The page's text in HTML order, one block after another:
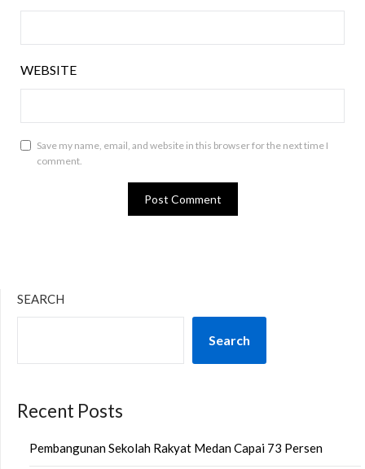
WEBSITE
Save my name, email, and website in this browser for the next time I
comment.
SEARCH
Search
Recent Posts
Pembangunan Sekolah Rakyat Medan Capai 73 Persen